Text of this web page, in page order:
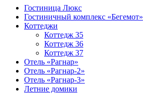
Гостиница Люкс
Гостиничный комплекс «Бегемот»
Коттеджи
Коттедж 35
Коттедж 36
Коттедж 37
Отель «Рагнар»
Отель «Рагнар-2»
Отель «Рагнар-3»
Летние домики